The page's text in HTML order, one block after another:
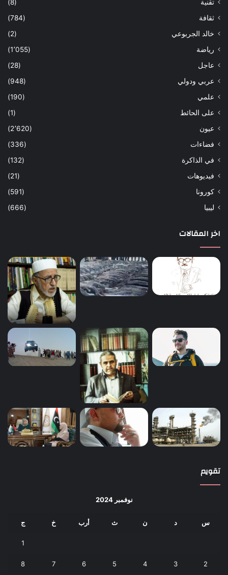
تقنية
(8)
ثقافة
(784)
خالد الجربوعي
(2)
رياضة
(1٬055)
عاجل
(28)
عربي ودولي
(948)
علمي
(190)
على الحائط
(1)
عيون
(2٬620)
فضاءات
(336)
في الذاكرة
(132)
فيديوهات
(21)
كورونا
(591)
ليبيا
(666)
اخر المقالات
تقويم
نوفمبر 2024
س د ن ث أرب خ ج
1
2
3
4
5
6
7
8